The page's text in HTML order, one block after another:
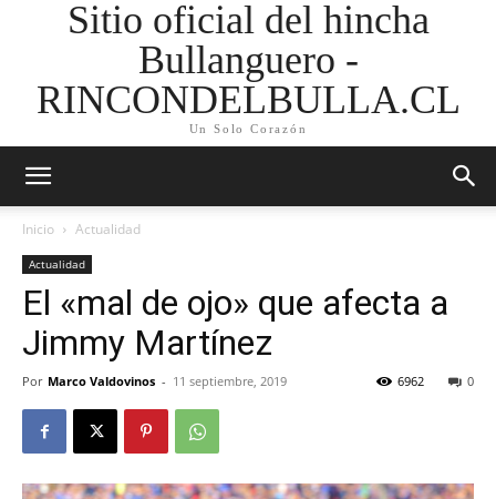
Sitio oficial del hincha
Bullanguero -
RINCONDELBULLA.CL
Un Solo Corazón
Inicio Actualidad
Actualidad
El «mal de ojo» que afecta a
Jimmy Martínez
Por Marco Valdovinos - 11 septiembre, 2019 0
6962